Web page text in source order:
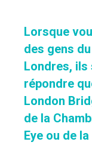
Lorsque
des gens
Londres, ils
répondre
London
de la
Eye ou de